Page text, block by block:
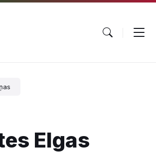
Elgas